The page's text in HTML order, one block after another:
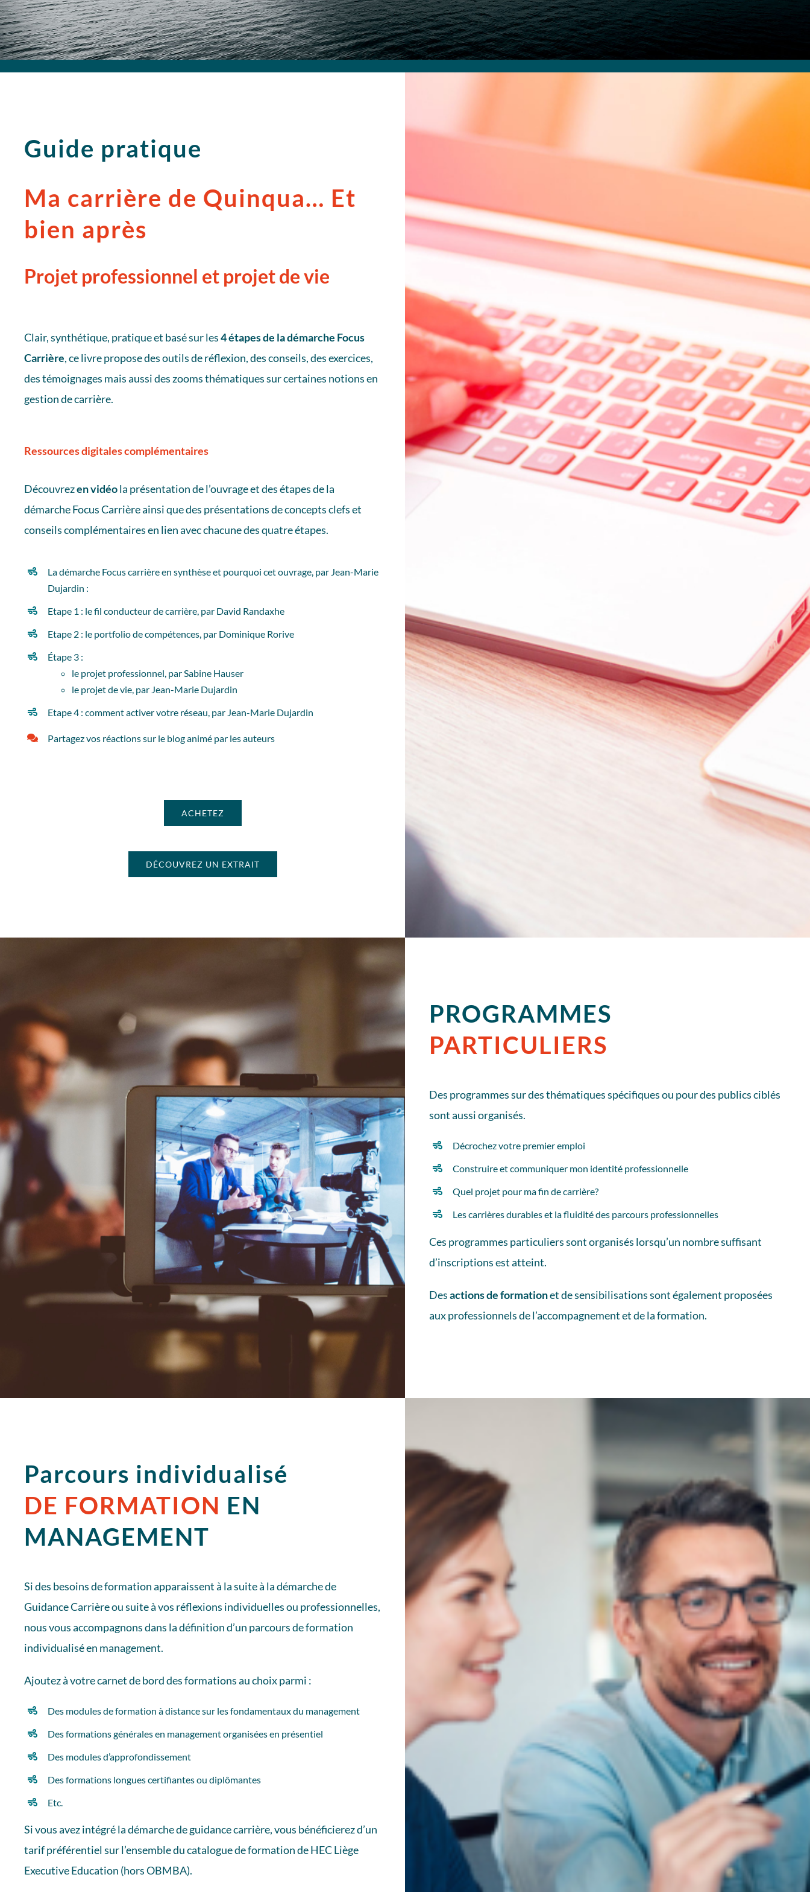
Guide pratique
Ma carrière de Quinqua… Et
bien après
Projet professionnel et projet de vie
Clair, synthétique, pratique et basé sur les4 étapes de la démarche Focus
Carrière, ce livre propose des outils de réflexion, des conseils, des exercices,
des témoignages mais aussi des zooms thématiques sur certaines notions en
gestion de carrière.
Ressourcesdigitales complémentaires
Découvrezen vidéola présentation de l’ouvrage et des étapes de la
démarche Focus Carrière ainsi que des présentations de concepts clefs et
conseils complémentaires en lien avec chacune des quatre étapes.
La démarche Focus carrière en synthèse et pourquoi cet ouvrage, par Jean-Marie
Dujardin :
Etape 1 : le fil conducteur de carrière, par David Randaxhe
Etape 2 : le portfolio de compétences, par Dominique Rorive
Étape 3 :
le projet professionnel, par Sabine Hauser
le projet de vie, par Jean-Marie Dujardin
Etape 4 : comment activer votre réseau, par Jean-Marie Dujardin
Partagez vos réactions sur le blog animé par les auteurs
ACHETEZ
DÉCOUVREZ UN EXTRAIT
PROGRAMMES
PARTICULIERS
Des programmes sur des thématiques spécifiques ou pour des publics ciblés
sont aussi organisés.
Décrochez votre premier emploi
Construire et communiquer mon identité professionnelle
Quel projet pour ma fin de carrière?
Les carrières durables et la fluidité des parcours professionnelles
Ces programmes particuliers sont organisés lorsqu’un nombre suffisant
d’inscriptions est atteint.
Desactions de formationet de sensibilisations sont également proposées
aux professionnels de l’accompagnement et de la formation.
Parcours individualisé
DE FORMATION EN
MANAGEMENT
Si des besoins de formation apparaissent à la suite à la démarche de
Guidance Carrière ou suite à vos réflexions individuelles ou professionnelles,
nous vous accompagnons dans la définition d’un parcours de formation
individualisé en management.
Ajoutez à votre carnet de bord des formations au choix parmi :
Des modules de formation à distance sur les fondamentaux du management
Des formations générales en management organisées en présentiel
Des modules d’approfondissement
Des formations longues certifiantes ou diplômantes
Etc.
Si vous avez intégré la démarche de guidance carrière, vous bénéficierez d’un
tarif préférentiel sur l’ensemble du catalogue de formation deHEC Liège
Executive Education (hors OBMBA).